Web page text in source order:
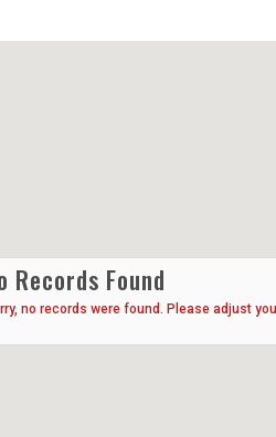
Records Found
no records were found. Please adjust